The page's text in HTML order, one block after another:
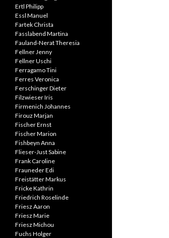
Ertl Philipp
Essl Manuel
Fartek Christa
Fasslabend Martina
Fauland-Nerat Theresia
Fellner Jenny
Fellner Uschi
Ferragamo Tini
Ferres Veronica
Ferschinger Dieter
Filzwieser Iris
Firmenich Johannes
Firouz Marjan
Fischer Ernst
Fischer Marion
Fishbeyn Anna
Flieser-Just Sabine
Frank Caroline
Frauneder Edi
Freistätter Markus
Fricke Kathrin
Friedrich Roselinde
Friesz Aaron
Friesz Marie
Friesz Michou
Fuchs Holger